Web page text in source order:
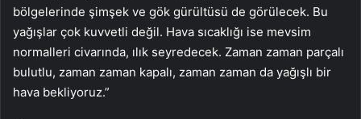
bölgelerinde şimşek ve gök gürültüsü de görülecek. Bu
yağışlar çok kuvvetli değil. Hava sıcaklığı ise mevsim
normalleri civarında, ılık seyredecek. Zaman zaman parçalı
bulutlu, zaman zaman kapalı, zaman zaman da yağışlı bir
hava bekliyoruz.”